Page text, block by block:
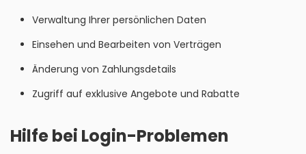
Verwaltung Ihrer persönlichen Daten
Einsehen und Bearbeiten von Verträgen
Änderung von Zahlungsdetails
Zugriff auf exklusive Angebote und Rabatte
Hilfe bei Login-Problemen